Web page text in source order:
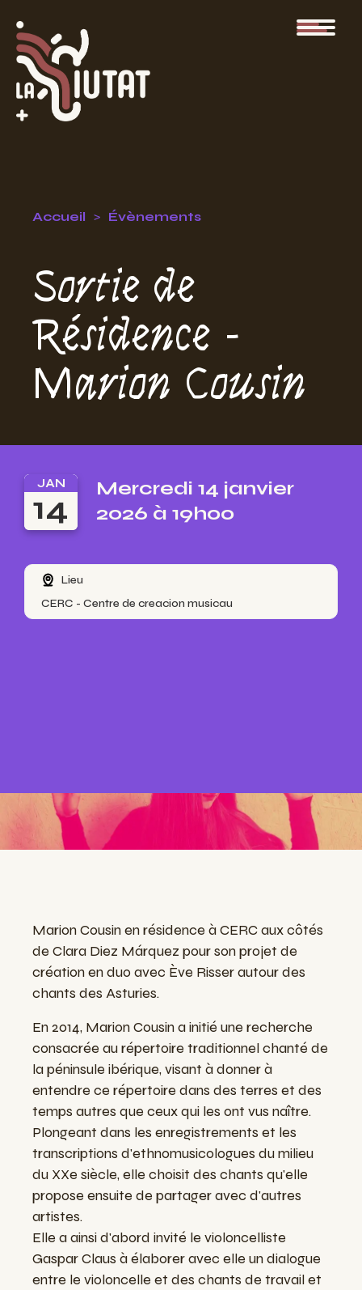
Accueil Évènements
Sortie de
Résidence -
Marion Cousin
JAN
14
Mercredi 14 janvier
2026 à 19h00
Lieu
CERC - Centre de creacion musicau
Marion Cousin en résidence à CERC aux côtés
de Clara Diez Márquez pour son projet de
création en duo avec Ève Risser autour des
chants des Asturies.
En 2014, Marion Cousin a initié une recherche
consacrée au répertoire traditionnel chanté de
la péninsule ibérique, visant à donner à
entendre ce répertoire dans des terres et des
temps autres que ceux qui les ont vus naître.
Plongeant dans les enregistrements et les
transcriptions d'ethnomusicologues du milieu
du XXe siècle, elle choisit des chants qu'elle
propose ensuite de partager avec d'autres
artistes.
Elle a ainsi d'abord invité le violoncelliste
Gaspar Claus à élaborer avec elle un dialogue
entre le violoncelle et des chants de travail et